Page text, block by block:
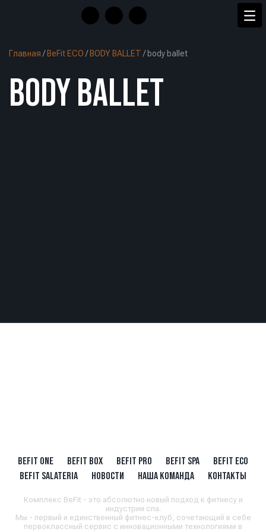
Главная / BeFit ECO / BODY BALLET / body ballet
BODY BALLET
BEFIT ONE BEFIT BOX BEFIT PRO BEFIT SPA
BEFIT ECO
BEFIT SALATERIA
НОВОСТИ НАША КОМАНДА КОНТАКТЫ
Комплекс BeFit - это абсолютно новый подход к фитнесу и
индустрии спа.
Мы - первый и единственный фитнес-клуб, сочетающий в себе
первоклассный сервис с инновационными технологиями в